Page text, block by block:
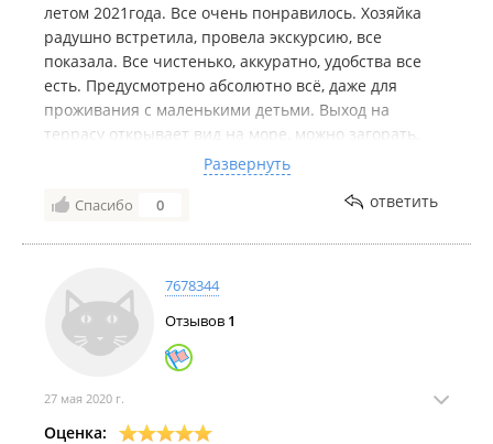
летом 2021года. Все очень понравилось. Хозяйка
радушно встретила, провела экскурсию, все
показала. Все чистенько, аккуратно, удобства все
есть. Предусмотрено абсолютно всё, даже для
проживания с маленькими детьми. Выход на
террасу открывает вид на море, можно загорать,
лёжа на шезлонге. Вечером жарили сосиски на
мангале. Есть небольшой магазинчик поблизости.
Можно прогуляться до местного супермаркета,
настроении. Спасибо огромное хозяйке!
Единственный минус- море грязное, сказывается
близость к городу
Развернуть
Спасибо 0 ответить
7678344
Отзывов 1
27 мая 2020 г.
Оценка: